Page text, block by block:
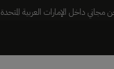
داخل الإمارات العربية المتحدة للطلبات التي تزيد قيمتها عن 250 درهمًا